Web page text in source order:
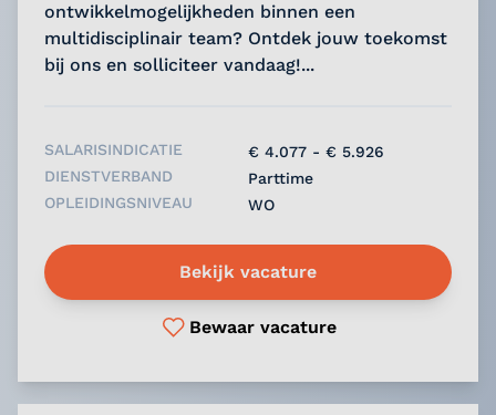
ontwikkelmogelijkheden binnen een
multidisciplinair team? Ontdek jouw toekomst
bij ons en solliciteer vandaag!...
SALARISINDICATIE
€ 4.077 - € 5.926
DIENSTVERBAND
Parttime
OPLEIDINGSNIVEAU
WO
Bekijk vacature
Bewaar vacature